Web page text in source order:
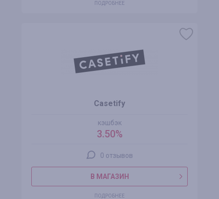
ПОДРОБНЕЕ
Casetify
кэшбэк
3.50%
0 отзывов
В МАГАЗИН
ПОДРОБНЕЕ